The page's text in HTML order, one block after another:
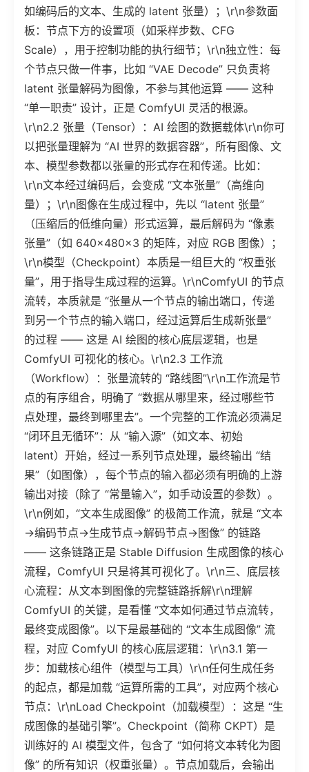
如编码后的文本、生成的 latent 张量）；\r\n参数面
板：节点下方的设置项（如采样步数、CFG
Scale），用于控制功能的执行细节；\r\n独立性：每
个节点只做一件事，比如 “VAE Decode” 只负责将
latent 张量解码为图像，不参与其他运算 —— 这种
“单一职责” 设计，正是 ComfyUI 灵活的根源。
\r\n2.2 张量（Tensor）：AI 绘图的数据载体\r\n你可
以把张量理解为 “AI 世界的数据容器”，所有图像、文
本、模型参数都以张量的形式存在和传递。比如：
\r\n文本经过编码后，会变成 “文本张量”（高维向
量）；\r\n图像在生成过程中，先以 “latent 张量”
（压缩后的低维向量）形式运算，最后解码为 “像素
张量”（如 640×480×3 的矩阵，对应 RGB 图像）；
\r\n模型（Checkpoint）本质是一组巨大的 “权重张
量”，用于指导生成过程的运算。\r\nComfyUI 的节点
流转，本质就是 “张量从一个节点的输出端口，传递
到另一个节点的输入端口，经过运算后生成新张量”
的过程 —— 这是 AI 绘图的核心底层逻辑，也是
ComfyUI 可视化的核心。\r\n2.3 工作流
（Workflow）：张量流转的 “路线图”\r\n工作流是节
点的有序组合，明确了 “数据从哪里来，经过哪些节
点处理，最终到哪里去”。一个完整的工作流必须满足
“闭环且无循环”：从 “输入源”（如文本、初始
latent）开始，经过一系列节点处理，最终输出 “结
果”（如图像），每个节点的输入都必须有明确的上游
输出对接（除了 “常量输入”，如手动设置的参数）。
\r\n例如，“文本生成图像” 的极简工作流，就是 “文本
→编码节点→生成节点→解码节点→图像” 的链路
—— 这条链路正是 Stable Diffusion 生成图像的核心
流程，ComfyUI 只是将其可视化了。\r\n三、底层核
心流程：从文本到图像的完整链路拆解\r\n理解
ComfyUI 的关键，是看懂 “文本如何通过节点流转，
最终变成图像”。以下是最基础的 “文本生成图像” 流
程，对应 ComfyUI 的核心底层逻辑：\r\n3.1 第一
步：加载核心组件（模型与工具）\r\n任何生成任务
的起点，都是加载 “运算所需的工具”，对应两个核心
节点：\r\nLoad Checkpoint（加载模型）：这是 “生
成图像的基础引擎”。Checkpoint（简称 CKPT）是
训练好的 AI 模型文件，包含了 “如何将文本转化为图
像” 的所有知识（权重张量）。节点加载后，会输出